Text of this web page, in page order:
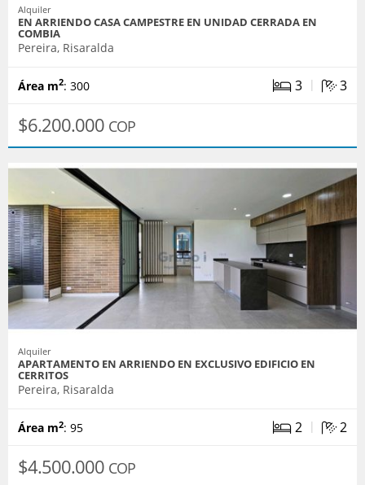
Alquiler
EN ARRIENDO CASA CAMPESTRE EN UNIDAD CERRADA EN
COMBIA
Pereira, Risaralda
Área m2: 300 3 | 3
$6.200.000 COP
Alquiler
APARTAMENTO EN ARRIENDO EN EXCLUSIVO EDIFICIO EN
CERRITOS
Pereira, Risaralda
Área m2: 95 2 | 2
$4.500.000 COP